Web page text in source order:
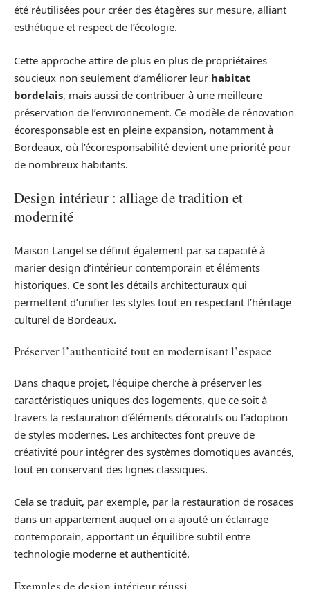
été réutilisées pour créer des étagères sur mesure, alliant
esthétique et respect de l’écologie.
Cette approche attire de plus en plus de propriétaires
soucieux non seulement d’améliorer leur habitat
bordelais, mais aussi de contribuer à une meilleure
préservation de l’environnement. Ce modèle de rénovation
écoresponsable est en pleine expansion, notamment à
Bordeaux, où l’écoresponsabilité devient une priorité pour
de nombreux habitants.
Design intérieur : alliage de tradition et
modernité
Maison Langel se définit également par sa capacité à
marier design d’intérieur contemporain et éléments
historiques. Ce sont les détails architecturaux qui
permettent d’unifier les styles tout en respectant l’héritage
culturel de Bordeaux.
Préserver l’authenticité tout en modernisant l’espace
Dans chaque projet, l’équipe cherche à préserver les
caractéristiques uniques des logements, que ce soit à
travers la restauration d’éléments décoratifs ou l’adoption
de styles modernes. Les architectes font preuve de
créativité pour intégrer des systèmes domotiques avancés,
tout en conservant des lignes classiques.
Cela se traduit, par exemple, par la restauration de rosaces
dans un appartement auquel on a ajouté un éclairage
contemporain, apportant un équilibre subtil entre
technologie moderne et authenticité.
Exemples de design intérieur réussi